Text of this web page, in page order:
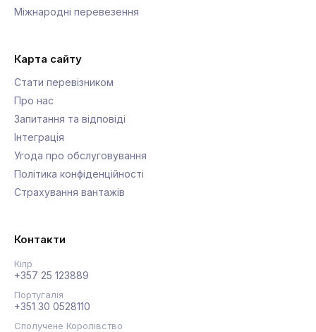
Міжнародні перевезення
Карта сайту
Стати перевізником
Про нас
Запитання та відповіді
Інтеграція
Угода про обслуговування
Політика конфіденційності
Страхування вантажів
Контакти
Кіпр
+357 25 123889
Португалія
+351 30 0528110
Сполучене Королівство